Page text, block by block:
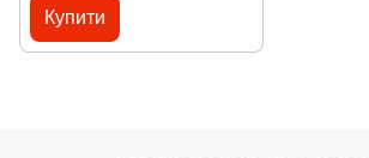
Купити